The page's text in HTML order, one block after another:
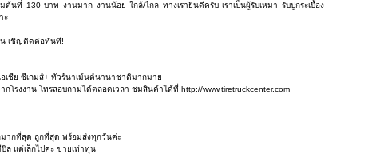
ต้นที่ 130 บาท งานมาก งานน้อย ใกล้/ไกล ทางเรายินดีครับ เราเป็นผู้รับเหมา รับปูกระเบื้อง
ะ
เชิญติดต่อทันที!
เชีย ซีเกมส์+ ทัวร์นาเม้นต์นานาชาติมากมาย
รงงาน โทรสอบถามได้ตลอดเวลา ชมสินค้าได้ที่ http://www.tiretruckcenter.com
มากที่สุด ถูกที่สุด พร้อมส่งทุกวันค่ะ
ล แต่เล็กไปคะ ขายเท่าทุน